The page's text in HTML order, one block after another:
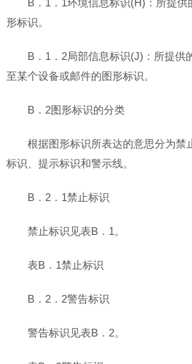
B．1．1环境信息标识(H)：所提供
形标识。
B．1．2局部信息标识(J)：所提供
至某个设备或邮件的图形标识。
B．2图形标识的分类
根据图形标识所表达的意思分为禁
标识、提示标识和警示线。
B．2．1禁止标识
禁止标识见表B．1。
表B．1禁止标识
B．2．2警告标识
警告标识见表B．2。